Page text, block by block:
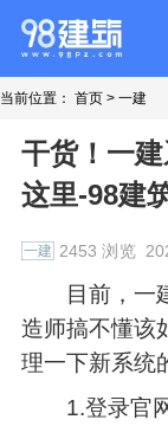
当前位置： 首页 > 一建
干货！一
这里-98建
一建 2453 浏览
目前，一建
造师搞不懂该
理一下新系统
1.登录官网